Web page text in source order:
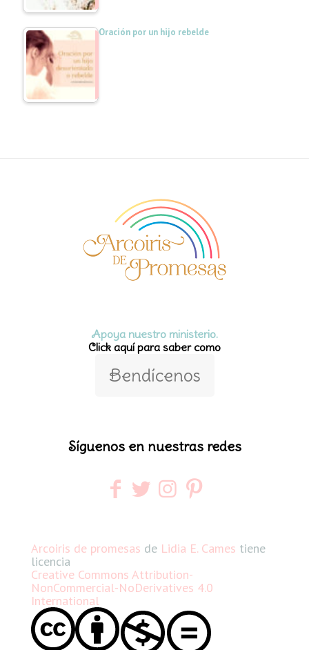
Oración por un hijo rebelde
Apoya nuestro ministerio.
Click aquí para saber como
Bendícenos
Síguenos en nuestras redes
Arcoiris de promesas de Lidia E. Cames tiene
licencia
Creative Commons Attribution-
NonCommercial-NoDerivatives 4.0
International